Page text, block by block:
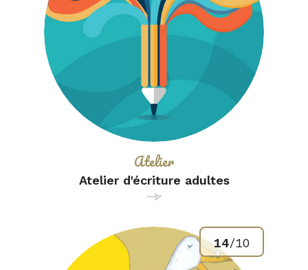
Atelier d'écriture adultes
Catégorie :
Atelier
14/10